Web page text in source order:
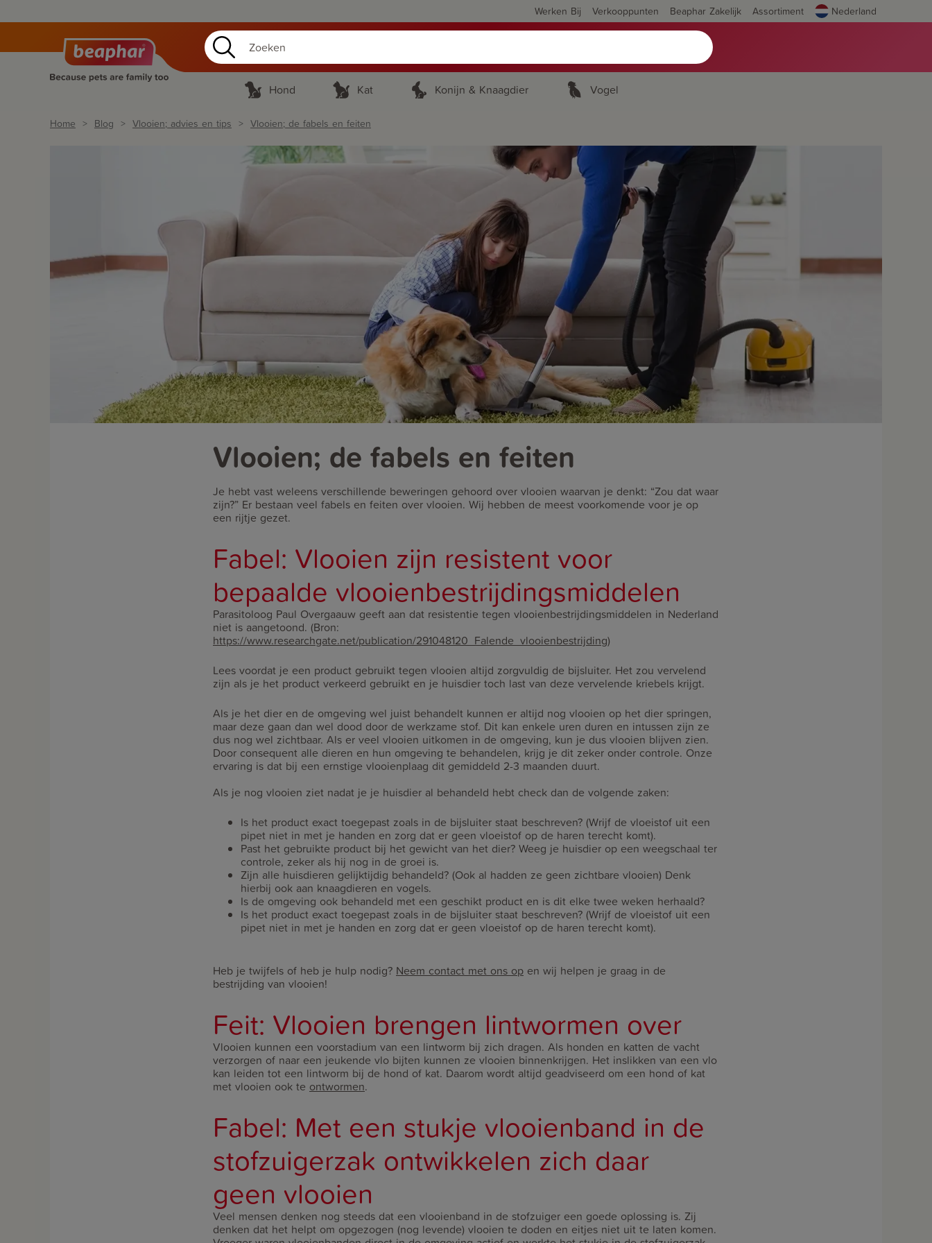
Werken Bij Verkooppunten Beaphar Zakelijk Assortiment Nederland
Hond Kat Konijn & Knaagdier Vogel
Home Blog Vlooien; advies en tips Vlooien; de fabels en feiten
Vlooien; de fabels en feiten
Je hebt vast weleens verschillende beweringen gehoord over vlooien waarvan je denkt: “Zou dat waar
zijn?” Er bestaan veel fabels en feiten over vlooien. Wij hebben de meest voorkomende voor je op
een rijtje gezet.
Fabel: Vlooien zijn resistent voor
bepaalde vlooienbestrijdingsmiddelen
Parasitoloog Paul Overgaauw geeft aan dat resistentie tegen vlooienbestrijdingsmiddelen in Nederland
niet is aangetoond. (Bron:
https://www.researchgate.net/publication/291048120_Falende_vlooienbestrijding)
Lees voordat je een product gebruikt tegen vlooien altijd zorgvuldig de bijsluiter. Het zou vervelend
zijn als je het product verkeerd gebruikt en je huisdier toch last van deze vervelende kriebels krijgt.
Als je het dier en de omgeving wel juist behandelt kunnen er altijd nog vlooien op het dier springen,
maar deze gaan dan wel dood door de werkzame stof. Dit kan enkele uren duren en intussen zijn ze
dus nog wel zichtbaar. Als er veel vlooien uitkomen in de omgeving, kun je dus vlooien blijven zien.
Door consequent alle dieren en hun omgeving te behandelen, krijg je dit zeker onder controle. Onze
ervaring is dat bij een ernstige vlooienplaag dit gemiddeld 2-3 maanden duurt.
Als je nog vlooien ziet nadat je je huisdier al behandeld hebt check dan de volgende zaken:
Is het product exact toegepast zoals in de bijsluiter staat beschreven? (Wrijf de vloeistof uit een
pipet niet in met je handen en zorg dat er geen vloeistof op de haren terecht komt).
Past het gebruikte product bij het gewicht van het dier? Weeg je huisdier op een weegschaal ter
controle, zeker als hij nog in de groei is.
Zijn alle huisdieren gelijktijdig behandeld? (Ook al hadden ze geen zichtbare vlooien) Denk
hierbij ook aan knaagdieren en vogels.
Is de omgeving ook behandeld met een geschikt product en is dit elke twee weken herhaald?
Is het product exact toegepast zoals in de bijsluiter staat beschreven? (Wrijf de vloeistof uit een
pipet niet in met je handen en zorg dat er geen vloeistof op de haren terecht komt).
Heb je twijfels of heb je hulp nodig? Neem contact met ons op en wij helpen je graag in de
bestrijding van vlooien!
Feit: Vlooien brengen lintwormen over
Vlooien kunnen een voorstadium van een lintworm bij zich dragen. Als honden en katten de vacht
verzorgen of naar een jeukende vlo bijten kunnen ze vlooien binnenkrijgen. Het inslikken van een vlo
kan leiden tot een lintworm bij de hond of kat. Daarom wordt altijd geadviseerd om een hond of kat
met vlooien ook te ontwormen.
Fabel: Met een stukje vlooienband in de
stofzuigerzak ontwikkelen zich daar
geen vlooien
Veel mensen denken nog steeds dat een vlooienband in de stofzuiger een goede oplossing is. Zij
denken dat het helpt om opgezogen (nog levende) vlooien te doden en eitjes niet uit te laten komen.